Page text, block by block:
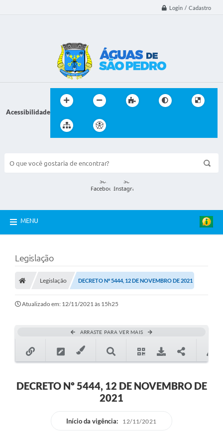
Login / Cadastro
Acessibilidade
MENU
Legislação
Legislação DECRETO Nº 5444, 12 DE NOVEMBRO DE 2021
Atualizado em: 12/11/2021 às 15h25
ARRASTE PARA VER MAIS
DECRETO Nº 5444, 12 DE NOVEMBRO DE
2021
Início da vigência: 12/11/2021